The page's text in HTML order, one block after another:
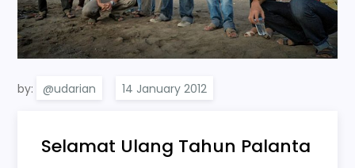
by: @udarian
Selamat Ulang Tahun Palanta